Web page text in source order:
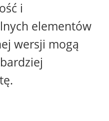
i
elementów
wersji mogą